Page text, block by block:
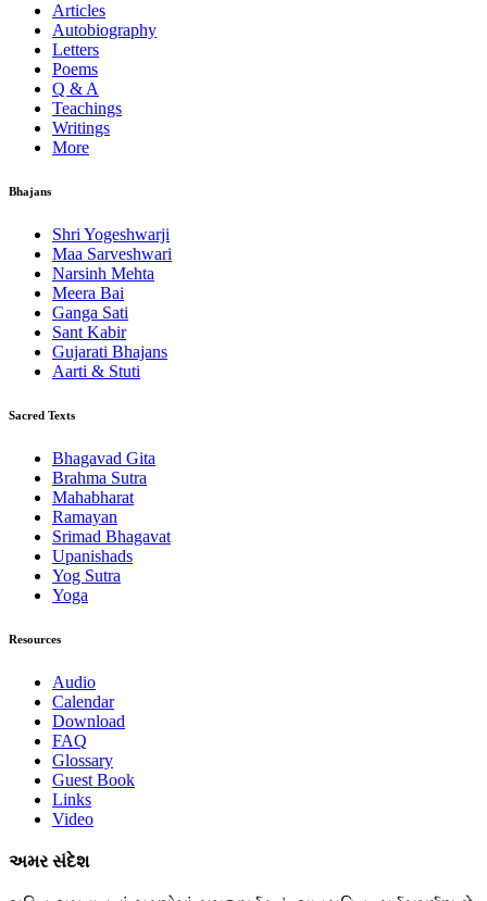
Articles
Autobiography
Letters
Poems
Q & A
Teachings
Writings
More
Bhajans
Shri Yogeshwarji
Maa Sarveshwari
Narsinh Mehta
Meera Bai
Ganga Sati
Sant Kabir
Gujarati Bhajans
Aarti & Stuti
Sacred Texts
Bhagavad Gita
Brahma Sutra
Mahabharat
Ramayan
Srimad Bhagavat
Upanishads
Yog Sutra
Yoga
Resources
Audio
Calendar
Download
FAQ
Glossary
Guest Book
Links
Video
અમર સંદેશ